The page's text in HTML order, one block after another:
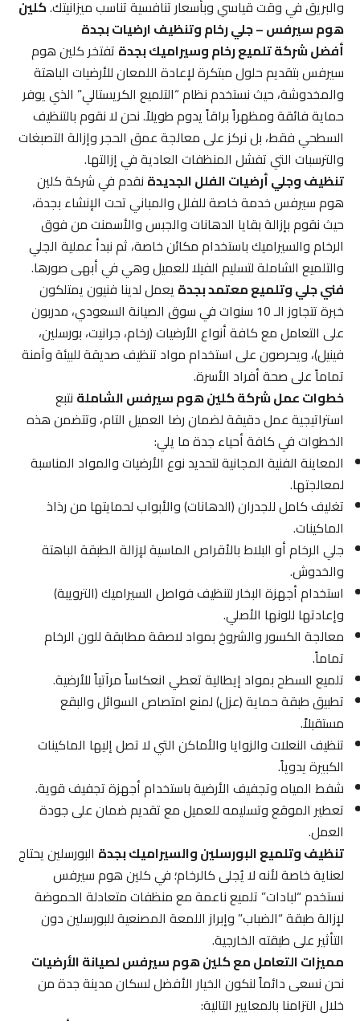
والبريق في وقت قياسي وبأسعار تنافسية تناسب ميزانيتك.كلين
هوم سيرفس – جلي رخام وتنظيف ارضيات بجدة
أفضل شركة تلميع رخام وسيراميك بجدةتفتخر كلين هوم
سيرفس بتقديم حلول مبتكرة لإعادة اللمعان للأرضيات الباهتة
والمخدوشة، حيث نستخدم نظام “التلميع الكريستالي” الذي يوفر
حماية فائقة ومظهراً براقاً يدوم طويلاً. نحن لا نقوم بالتنظيف
السطحي فقط، بل نركز على معالجة عمق الحجر وإزالة التصبغات
والترسبات التي تفشل المنظفات العادية في إزالتها.
تنظيف وجلي أرضيات الفلل الجديدةنقدم في شركة كلين
هوم سيرفس خدمة خاصة للفلل والمباني تحت الإنشاء بجدة،
حيث نقوم بإزالة بقايا الدهانات والجبس والأسمنت من فوق
الرخام والسيراميك باستخدام مكائن خاصة، ثم نبدأ عملية الجلي
والتلميع الشاملة لتسليم الفيلا للعميل وهي في أبهى صورها.
فني جلي وتلميع معتمد بجدةيعمل لدينا فنيون يمتلكون
خبرة تتجاوز الـ 10 سنوات في سوق الصيانة السعودي، مدربون
على التعامل مع كافة أنواع الأرضيات (رخام، جرانيت، بورسلين،
فينيل)، ويحرصون على استخدام مواد تنظيف صديقة للبيئة وآمنة
تماماً على صحة أفراد الأسرة.
خطوات عمل شركة كلين هوم سيرفس الشاملةنتبع
استراتيجية عمل دقيقة لضمان رضا العميل التام، وتتضمن هذه
الخطوات في كافة أحياء جدة ما يلي:
المعاينة الفنية المجانية لتحديد نوع الأرضيات والمواد المناسبة
لمعالجتها.
تغليف كامل للجدران (الدهانات) والأبواب لحمايتها من رذاذ
الماكينات.
جلي الرخام أو البلاط بالأقراص الماسية لإزالة الطبقة الباهتة
والخدوش.
استخدام أجهزة البخار لتنظيف فواصل السيراميك (الترويبة)
وإعادتها للونها الأصلي.
معالجة الكسور والشروخ بمواد لاصقة مطابقة للون الرخام
تماماً.
تلميع السطح بمواد إيطالية تعطي انعكاساً مرآتياً للأرضية.
تطبيق طبقة حماية (عزل) لمنع امتصاص السوائل والبقع
مستقبلاً.
تنظيف النعلات والزوايا والأماكن التي لا تصل إليها الماكينات
الكبيرة يدوياً.
شفط المياه وتجفيف الأرضية باستخدام أجهزة تجفيف قوية.
تعطير الموقع وتسليمه للعميل مع تقديم ضمان على جودة
العمل.
تنظيف وتلميع البورسلين والسيراميك بجدةالبورسلين يحتاج
لعناية خاصة لأنه لا يُجلى كالرخام؛ في كلين هوم سيرفس
نستخدم “لبادات” تلميع ناعمة مع منظفات متعادلة الحموضة
لإزالة طبقة “الضباب” وإبراز اللمعة المصنعية للبورسلين دون
التأثير على طبقته الخارجية.
مميزات التعامل مع كلين هوم سيرفس لصيانة الأرضيات
نحن نسعى دائماً لنكون الخيار الأفضل لسكان مدينة جدة من
خلال التزامنا بالمعايير التالية: